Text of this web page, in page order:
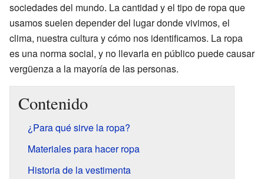
sociedades del mundo. La cantidad y el tipo de ropa que
usamos suelen depender del lugar donde vivimos, el
clima, nuestra cultura y cómo nos identificamos. La ropa
es una norma social, y no llevarla en público puede causar
vergüenza a la mayoría de las personas.
Contenido
¿Para qué sirve la ropa?
Materiales para hacer ropa
Historia de la vestimenta